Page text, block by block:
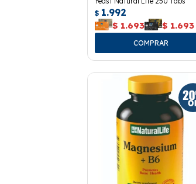
$ 1.992
$ 1.693 $ 1.693